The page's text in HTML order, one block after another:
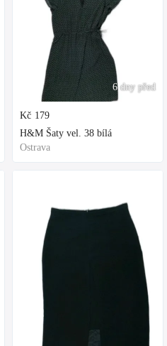
6 dny před
Kč 179
H&M Šaty vel. 38 bílá
Ostrava